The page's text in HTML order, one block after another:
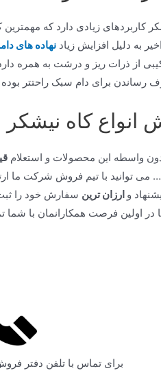
کاربردهای زیادی دارد که
به دلیل افزایش زیاد نهاده های
از ذرات ریز و درشت به همره
رساندن برای دام سبک راحتتر
کاه نیشکر
واسطه این محصولات و استعلام
می توانید با تیم فروش شرکت ما
و ارزان ترین سفارش خود را
در اولین فرصت همکارانمان با
برای تماس با تلفن دفتر